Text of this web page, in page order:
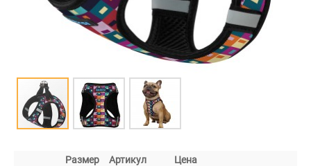
Размер Артикул Цена